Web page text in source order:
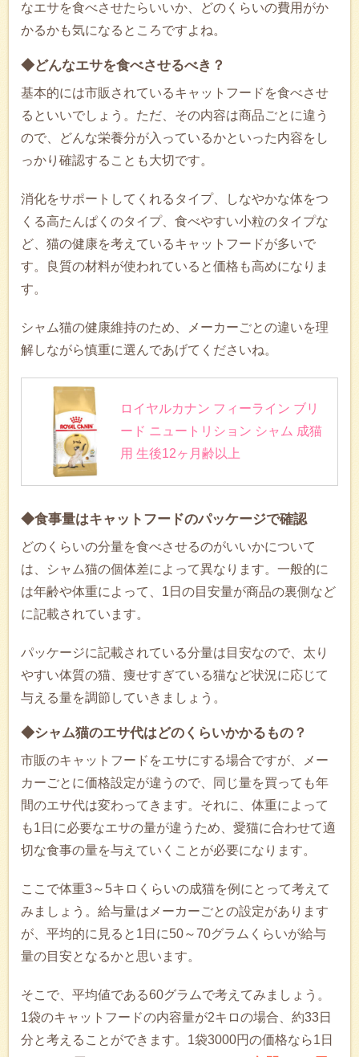
なエサを食べさせたらいいか、どのくらいの費用がか
かるかも気になるところですよね。
◆どんなエサを食べさせるべき？
基本的には市販されているキャットフードを食べさせ
るといいでしょう。ただ、その内容は商品ごとに違う
ので、どんな栄養分が入っているかといった内容をし
っかり確認することも大切です。
消化をサポートしてくれるタイプ、しなやかな体をつ
くる高たんぱくのタイプ、食べやすい小粒のタイプな
ど、猫の健康を考えているキャットフードが多いで
す。良質の材料が使われていると価格も高めになりま
す。
シャム猫の健康維持のため、メーカーごとの違いを理
解しながら慎重に選んであげてくださいね。
ロイヤルカナン フィーライン ブリ
ード ニュートリション シャム 成猫
用 生後12ヶ月齢以上
◆食事量はキャットフードのパッケージで確認
どのくらいの分量を食べさせるのがいいかについて
は、シャム猫の個体差によって異なります。一般的に
は年齢や体重によって、1日の目安量が商品の裏側など
に記載されています。
パッケージに記載されている分量は目安なので、太り
やすい体質の猫、痩せすぎている猫など状況に応じて
与える量を調節していきましょう。
◆シャム猫のエサ代はどのくらいかかるもの？
市販のキャットフードをエサにする場合ですが、メー
カーごとに価格設定が違うので、同じ量を買っても年
間のエサ代は変わってきます。それに、体重によって
も1日に必要なエサの量が違うため、愛猫に合わせて適
切な食事の量を与えていくことが必要になります。
ここで体重3～5キロくらいの成猫を例にとって考えて
みましょう。給与量はメーカーごとの設定があります
が、平均的に見ると1日に50～70グラムくらいが給与
量の目安となるかと思います。
そこで、平均値である60グラムで考えてみましょう。
1袋のキャットフードの内容量が2キロの場合、約33日
分と考えることができます。1袋3000円の価格なら1日